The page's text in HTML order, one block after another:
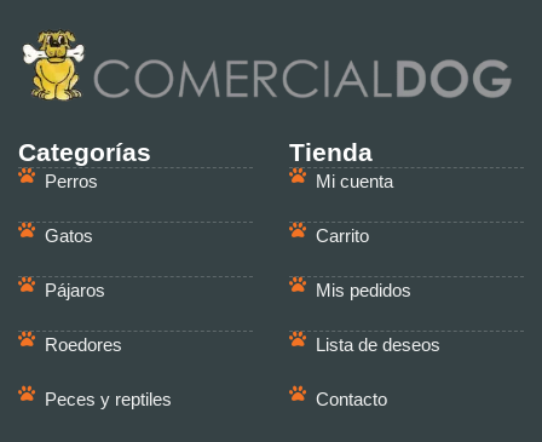
Categorías
Perros
Gatos
Pájaros
Roedores
Peces y reptiles
Tienda
Mi cuenta
Carrito
Mis pedidos
Lista de deseos
Contacto